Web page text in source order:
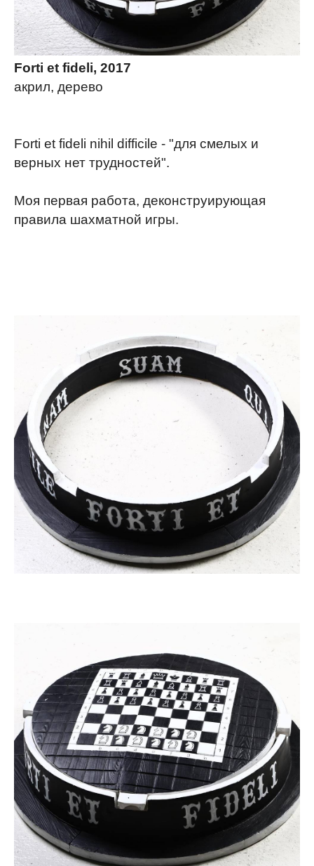
Forti et fideli, 2017
акрил, дерево
Forti et fideli nihil difficile - "для смелых и
верных нет трудностей".
Моя первая работа, деконструирующая
правила шахматной игры.